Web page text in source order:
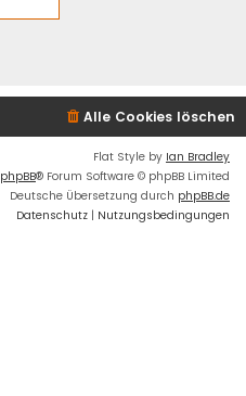
Alle Cookies löschen
Flat Style by Ian Bradley
phpBB® Forum Software © phpBB Limited
Deutsche Übersetzung durch phpBB.de
Datenschutz | Nutzungsbedingungen